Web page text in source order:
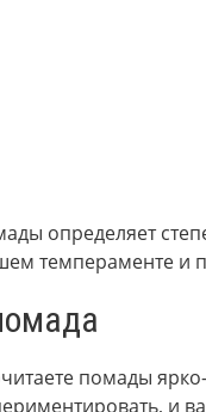
определяет
темпераменте и
помады
и